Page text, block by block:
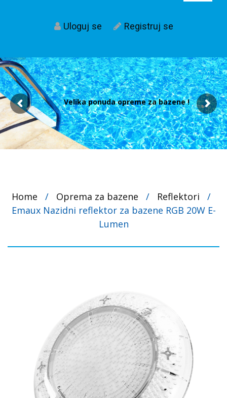
Uloguj se Registruj se
Velika ponuda opreme za bazene !
Home / Oprema za bazene / Reflektori
/
Emaux Nazidni reflektor za bazene RGB 20W E-
Lumen